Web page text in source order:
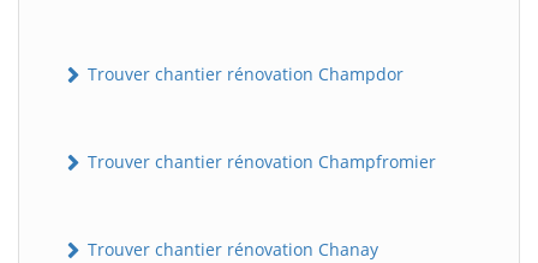
Trouver chantier rénovation Champdor
Trouver chantier rénovation Champfromier
Trouver chantier rénovation Chanay